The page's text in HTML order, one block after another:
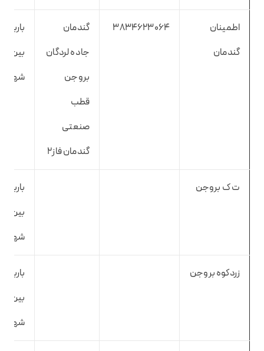
اطمینان
گندمان
3834623064
گندمان
جاده لردگان
بروجن
قطب
صنعتی
گندمان فاز۲
باربری
بین
شهری
ت ک بروجن
باربری
بین
شهری
زردکوه بروجن
باربری
بین
شهری